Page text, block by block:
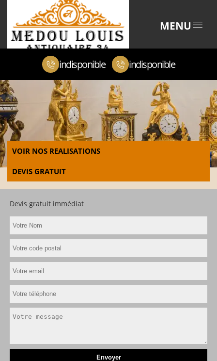
MENU
indisponible indisponible
VOIR NOS REALISATIONS
DEVIS GRATUIT
Devis gratuit immédiat